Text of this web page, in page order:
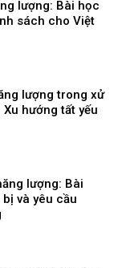
lượng: Bài học
sách cho Việt
lượng trong xử
hướng tất yếu
lượng: Bài
và yêu cầu